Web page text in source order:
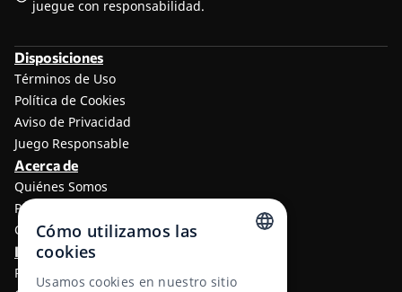
juegue con responsabilidad.
Disposiciones
Términos de Uso
Política de Cookies
Aviso de Privacidad
Juego Responsable
Acerca de
Quiénes Somos
Programa de afiliados a TheLotter
Contáctenos
Información
Resultados de lotería
Cómo utilizamos las
cookies
Usamos cookies en nuestro sitio